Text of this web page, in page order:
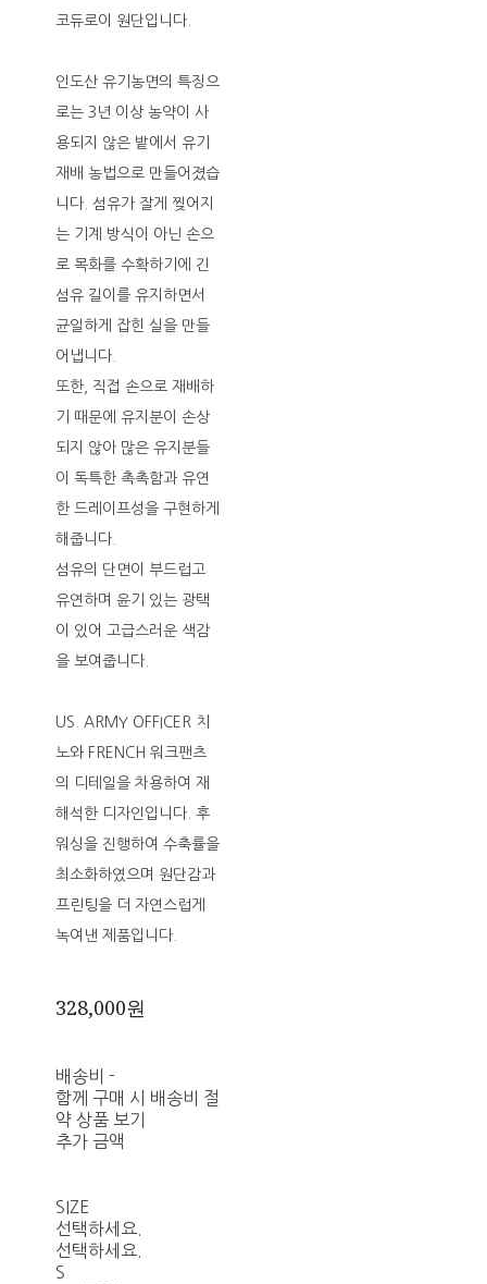
코듀로이 원단입니다.
인도산 유기농면의 특징으
로는 3년 이상 농약이 사
용되지 않은 밭에서 유기
재배 농법으로 만들어졌습
니다. 섬유가 잘게 찢어지
는 기계 방식이 아닌 손으
로 목화를 수확하기에 긴
섬유 길이를 유지하면서
균일하게 잡힌 실을 만들
어냅니다.
또한, 직접 손으로 재배하
기 때문에 유지분이 손상
되지 않아 많은 유지분들
이 독특한 촉촉함과 유연
한 드레이프성을 구현하게
해줍니다.
섬유의 단면이 부드럽고
유연하며 윤기 있는 광택
이 있어 고급스러운 색감
을 보여줍니다.
US. ARMY OFFICER 치
노와 FRENCH 워크팬츠
의 디테일을 차용하여 재
해석한 디자인입니다. 후
워싱을 진행하여 수축률을
최소화하였으며 원단감과
프린팅을 더 자연스럽게
녹여낸 제품입니다.
328,000원
배송비 -
함께 구매 시 배송비 절
약 상품 보기
추가 금액
SIZE
선택하세요.
선택하세요.
S